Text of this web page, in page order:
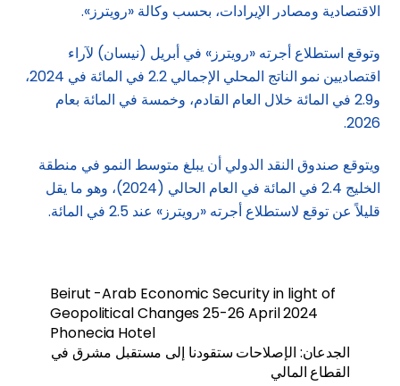
الاقتصادية ومصادر الإيرادات، بحسب وكالة «رويترز».
وتوقع استطلاع أجرته «رويترز» في أبريل (نيسان) لآراء
اقتصاديين نمو الناتج المحلي الإجمالي 2.2 في المائة في 2024،
و2.9 في المائة خلال العام القادم، وخمسة في المائة بعام
2026.
ويتوقع صندوق النقد الدولي أن يبلغ متوسط النمو في منطقة
الخليج 2.4 في المائة في العام الحالي (2024)، وهو ما يقل
قليلاً عن توقع لاستطلاع أجرته «رويترز» عند 2.5 في المائة.
Beirut -Arab Economic Security in light of
Geopolitical Changes 25-26 April 2024
Phonecia Hotel
الجدعان: الإصلاحات ستقودنا إلى مستقبل مشرق في
القطاع المالي